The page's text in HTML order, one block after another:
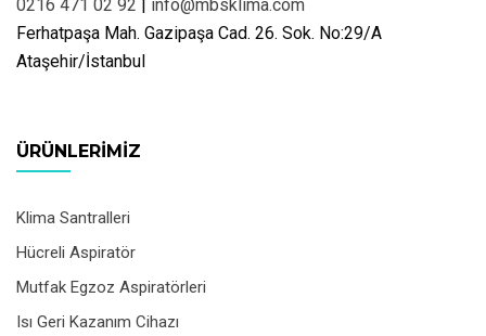
0216 471 02 92
info@mbsklima.com
Ferhatpaşa Mah. Gazipaşa Cad. 26. Sok. No:29/A
Ataşehir/İstanbul
ÜRÜNLERIMIZ
Klima Santralleri
Hücreli Aspiratör
Mutfak Egzoz Aspiratörleri
Isı Geri Kazanım Cihazı